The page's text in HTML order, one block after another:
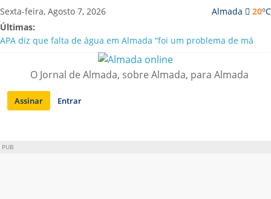
Saltar
para
conteúdo
Almada 20oC
Sexta-feira, Agosto 7, 2026
Últimas:
APA diz que falta de água em Almada “foi um problema de má
Laranjeiro | Cultura pop asiática invade a Casa Amarela
Ponte 25 de Abril celebra 60 anos com programa cultural entre
Lisboa e Almada
Situação de alerta em Almada renovada até final de Agosto
O Jornal de Almada, sobre Almada, para Almada
Assinar Entrar
PUB